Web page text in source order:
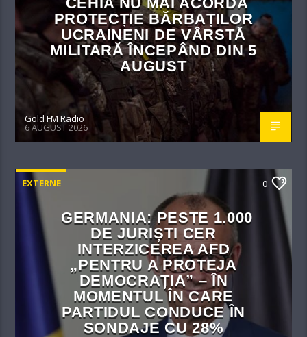
PROTECȚIE BĂRBAȚILOR
UCRAINENI DE VÂRSTĂ
MILITARĂ ÎNCEPÂND DIN 5
AUGUST
Gold FM Radio
6 AUGUST 2026
EXTERNE 0
GERMANIA: PESTE 1.000
DE JURIȘTI CER
INTERZICEREA AFD
„PENTRU A PROTEJA
DEMOCRAȚIA” – ÎN
MOMENTUL ÎN CARE
PARTIDUL CONDUCE ÎN
SONDAJE CU 28%